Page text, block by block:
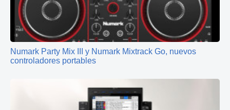
Numark Party Mix III y Numark Mixtrack Go, nuevos
controladores portables